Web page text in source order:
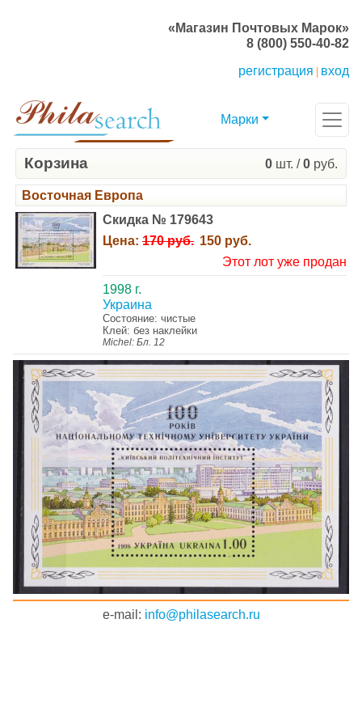
«Магазин Почтовых Марок»
8 (800) 550-40-82
регистрация
вход
Марки
Корзина 0 шт. /0 руб.
Восточная Европа
Скидка № 179643
Цена: 170 руб. 150 руб.
Этот лот уже продан
1998 г.
Украина
Состояние: чистые
Клей: без наклейки
Michel: Бл. 12
e-mail: info@philasearch.ru